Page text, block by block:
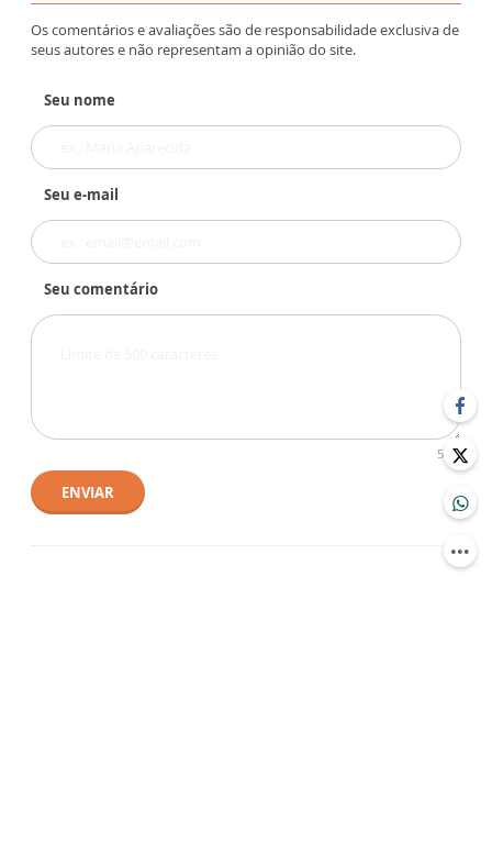
Os comentários e avaliações são de responsabilidade exclusiva de
seus autores e não representam a opinião do site.
Seu nome
Seu e-mail
Seu comentário
500
ENVIAR